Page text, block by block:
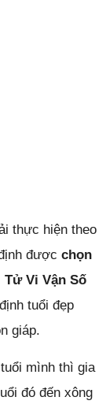
thực hiện theo
được chọn
Tử Vi Vận Số
tuổi đẹp
giáp.
mình thì gia
đó đến xông